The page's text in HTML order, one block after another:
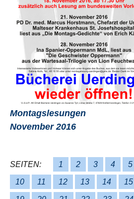
Montagslesungen
November 2016
SEITEN: 1 2 3 4 5
10 11 12 13 14 15